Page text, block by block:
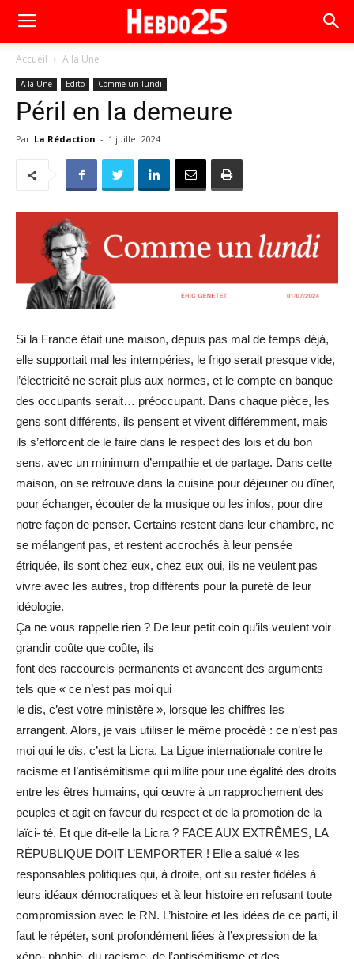
Accueil A la Une
A la Une Edito Comme un lundi
Péril en la demeure
Par La Rédaction - 1 juillet 2024
Si la France était une maison, depuis pas mal de temps déjà,
elle supportait mal les intempéries, le frigo serait presque vide,
l’électricité ne serait plus aux normes, et le compte en banque
des occupants serait… préoccupant. Dans chaque pièce, les
gens sont différents, ils pensent et vivent différemment, mais
ils s’efforcent de le faire dans le respect des lois et du bon
sens, avec un minimum d’empathie et de partage. Dans cette
maison, on se retrouve dans la cuisine pour déjeuner ou dîner,
pour échanger, écouter de la musique ou les infos, pour dire
notre façon de penser. Certains restent dans leur chambre, ne
se mélangent pas, et restent accrochés à leur pensée
étriquée, ils sont chez eux, chez eux oui, ils ne veulent pas
vivre avec les autres, trop différents pour la pureté de leur
idéologie.
Ça ne vous rappelle rien ? De leur petit coin qu’ils veulent voir
grandir coûte que coûte, ils
font des raccourcis permanents et avancent des arguments
tels que « ce n’est pas moi qui
le dis, c’est votre ministère », lorsque les chiffres les
arrangent. Alors, je vais utiliser le même procédé : ce n’est pas
moi qui le dis, c’est la Licra. La Ligue internationale contre le
racisme et l’antisémitisme qui milite pour une égalité des droits
entre les êtres humains, qui œuvre à un rapprochement des
peuples et agit en faveur du respect et de la promotion de la
laïci- té. Et que dit-elle la Licra ? FACE AUX EXTRÊMES, LA
RÉPUBLIQUE DOIT L’EMPORTER ! Elle a salué « les
responsables politiques qui, à droite, ont su rester fidèles à
leurs idéaux démocratiques et à leur histoire en refusant toute
compromission avec le RN. L’histoire et les idées de ce parti, il
faut le répéter, sont profondément liées à l’expression de la